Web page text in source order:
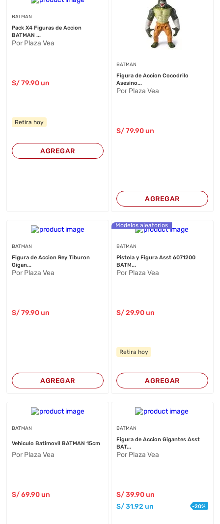
BATMAN
Pack X4 Figuras de Accion
BATMAN ...
Por Plaza Vea
S/79.90 un
Retira hoy
AGREGAR
BATMAN
Figura de Accion Cocodrilo
Asesino...
Por Plaza Vea
S/79.90un
AGREGAR
BATMAN
Figura de Accion Rey Tiburon
Gigan...
Por Plaza Vea
S/79.90 un
AGREGAR
Modelos aleatorios
BATMAN
Pistola y Figura Asst 6071200
BATM...
Por Plaza Vea
S/29.90un
Retira hoy
AGREGAR
BATMAN
Vehiculo Batimovil BATMAN 15cm
Por Plaza Vea
S/69.90 un
BATMAN
Figura de Accion Gigantes Asst
BAT...
Por Plaza Vea
S/39.90un
S/31.92 un -20%